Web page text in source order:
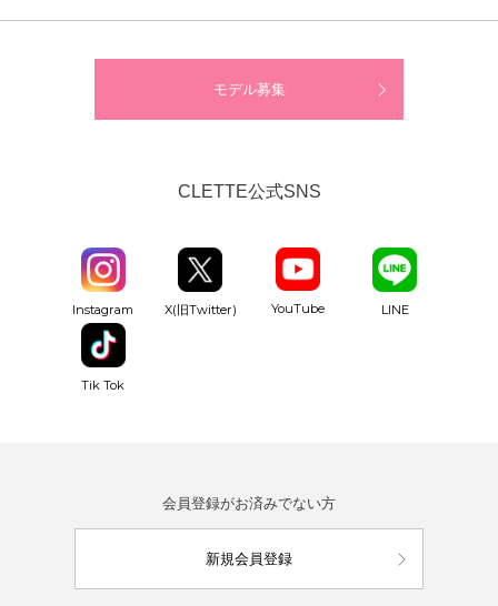
モデル募集
CLETTE公式SNS
Instagram X(旧Twitter) YouTube LINE
Tik Tok
会員登録がお済みでない方
新規会員登録